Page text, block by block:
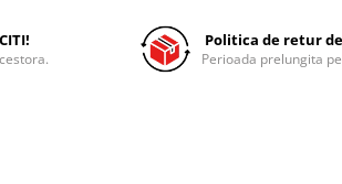
Politica de retur
Perioada prelungita